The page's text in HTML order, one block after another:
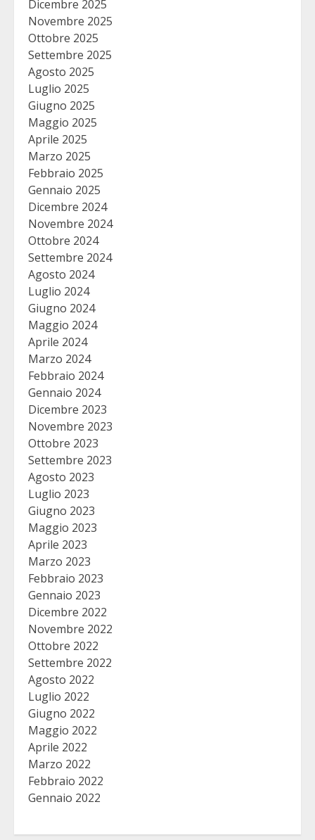
Dicembre 2025
Novembre 2025
Ottobre 2025
Settembre 2025
Agosto 2025
Luglio 2025
Giugno 2025
Maggio 2025
Aprile 2025
Marzo 2025
Febbraio 2025
Gennaio 2025
Dicembre 2024
Novembre 2024
Ottobre 2024
Settembre 2024
Agosto 2024
Luglio 2024
Giugno 2024
Maggio 2024
Aprile 2024
Marzo 2024
Febbraio 2024
Gennaio 2024
Dicembre 2023
Novembre 2023
Ottobre 2023
Settembre 2023
Agosto 2023
Luglio 2023
Giugno 2023
Maggio 2023
Aprile 2023
Marzo 2023
Febbraio 2023
Gennaio 2023
Dicembre 2022
Novembre 2022
Ottobre 2022
Settembre 2022
Agosto 2022
Luglio 2022
Giugno 2022
Maggio 2022
Aprile 2022
Marzo 2022
Febbraio 2022
Gennaio 2022